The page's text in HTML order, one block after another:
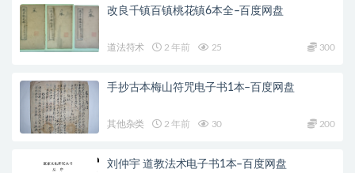
改良千镇百镇桃花镇6本全–百度网盘
道法符术 2 年前 25 300
手抄古本梅山符咒电子书1本–百度网盘
其他杂类 2 年前 30 200
刘仲宇 道教法术电子书1本–百度网盘